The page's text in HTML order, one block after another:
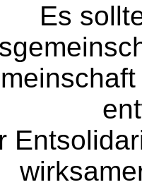
Es